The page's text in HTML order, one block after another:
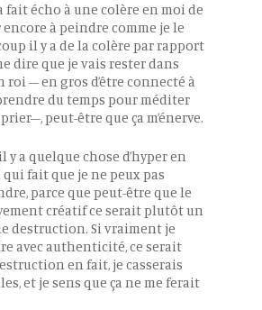
fait écho à une colère en moi de
à peindre comme je le
il y a de la colère par rapport
dire que je vais rester dans
– en gros d’être connecté à
du temps pour méditer
peut-être que ça m’énerve.
y a quelque chose d’hyper en
fait que je ne peux pas
parce que peut-être que le
créatif ce serait plutôt un
destruction. Si vraiment je
avec authenticité, ce serait
en fait, je casserais
et je sens que ça ne me ferait